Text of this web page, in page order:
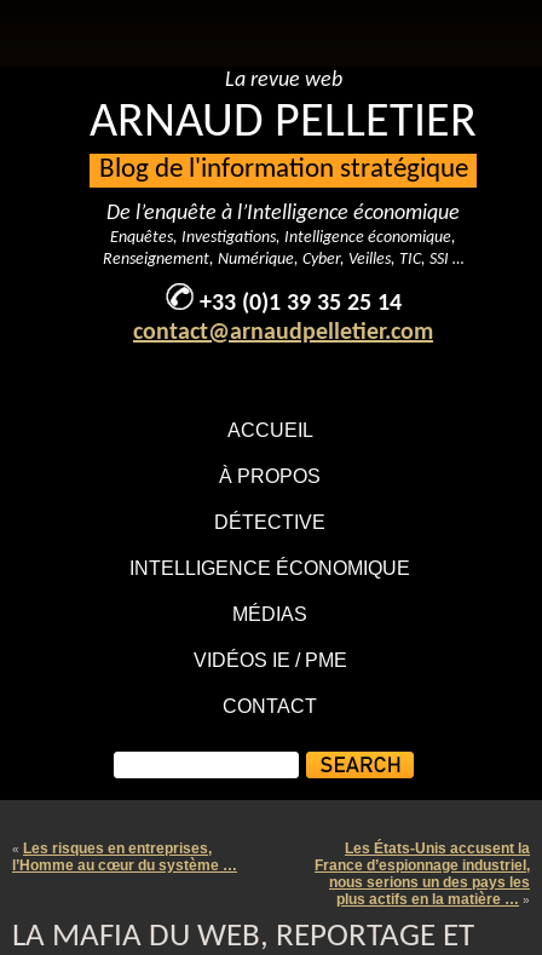
ACCUEIL
À PROPOS
DÉTECTIVE
INTELLIGENCE ÉCONOMIQUE
MÉDIAS
VIDÉOS IE / PME
CONTACT
La revue web
ARNAUD PELLETIER
Blog de l'information stratégique
De l’enquête à l’Intelligence économique
Enquêtes, Investigations, Intelligence économique,
Renseignement, Numérique, Cyber, Veilles, TIC, SSI …
+33 (0)1 39 35 25 14
contact@arnaudpelletier.com
« Les risques en entreprises,
l’Homme au cœur du système …
Les États-Unis accusent la
France d’espionnage industriel,
nous serions un des pays les
plus actifs en la matière … »
LA MAFIA DU WEB, REPORTAGE ET